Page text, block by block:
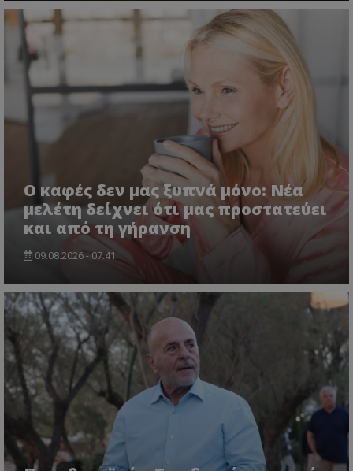
Ο καφές δεν μας ξυπνά μόνο: Νέα
μελέτη δείχνει ότι μας προστατεύει
και από τη γήρανση
09.08.2026 - 07:41